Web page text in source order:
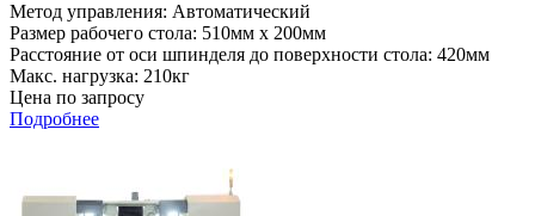
Метод управления: Автоматический
Размер рабочего стола: 510мм x 200мм
Расстояние от оси шпинделя до поверхности стола: 420мм
Макс. нагрузка: 210кг
Цена по запросу
Подробнее